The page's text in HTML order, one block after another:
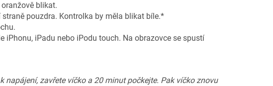
blikat.
pouzdra. Kontrolka by měla blikat bíle.*
iPhonu, iPadu nebo iPodu touch. Na obrazovce se spustí
zavřete víčko a 20 minut počkejte. Pak víčko znovu